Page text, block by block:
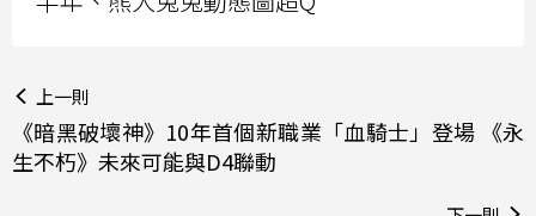
上一則
《暗黑破壞神》10年首個新職業「血騎士」登場 《永
生不朽》未來可能與D4聯動